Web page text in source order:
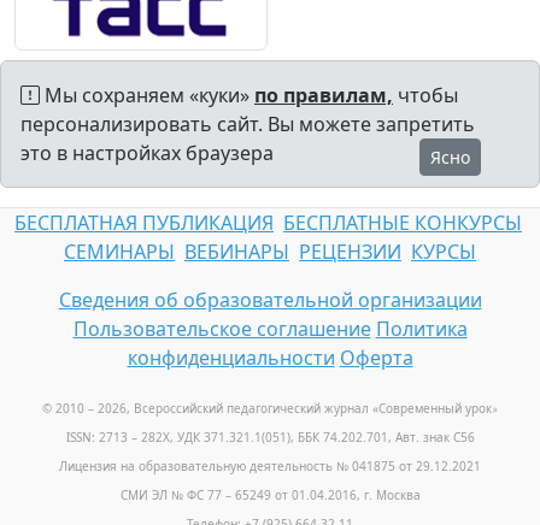
Мы сохраняем «куки» по правилам, чтобы
персонализировать сайт. Вы можете запретить
это в настройках браузера
Ясно
БЕСПЛАТНАЯ ПУБЛИКАЦИЯ БЕСПЛАТНЫЕ КОНКУРСЫ
СЕМИНАРЫ ВЕБИНАРЫ РЕЦЕНЗИИ КУРСЫ
Сведения об образовательной организации
Пользовательское соглашение Политика
конфиденциальности Оферта
© 2010 – 2026, Всероссийский педагогический журнал «Современный урок»
ISSN: 2713 – 282X, УДК 371.321.1(051), ББК 74.202.701, Авт. знак С56
Лицензия на образовательную деятельность № 041875 от 29.12.2021
СМИ ЭЛ № ФС 77 – 65249 от 01.04.2016, г. Москва